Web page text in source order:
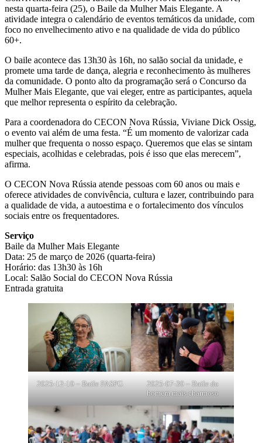
nesta quarta-feira (25), o Baile da Mulher Mais Elegante. A
atividade integra o calendário de eventos temáticos da unidade, com
foco no envelhecimento ativo e na qualidade de vida do público
60+.
O baile acontece das 13h30 às 16h, no salão social da unidade, e
promete uma tarde de dança, alegria e reconhecimento às mulheres
da comunidade. O ponto alto da programação será o Concurso da
Mulher Mais Elegante, que vai eleger, entre as participantes, aquela
que melhor representa o espírito da celebração.
Para a coordenadora do CECON Nova Rússia, Viviane Dick Ossig,
o evento vai além de uma festa. “É um momento de valorizar cada
mulher que frequenta o nosso espaço. Queremos que elas se sintam
especiais, acolhidas e celebradas, pois é isso que elas merecem”,
afirma.
O CECON Nova Rússia atende pessoas com 60 anos ou mais e
oferece atividades de convivência, cultura e lazer, contribuindo para
a qualidade de vida, a autoestima e o fortalecimento dos vínculos
sociais entre os frequentadores.
Serviço
Baile da Mulher Mais Elegante
Data: 25 de março de 2026 (quarta-feira)
Horário: das 13h30 às 16h
Local: Salão Social do CECON Nova Rússia
Entrada gratuita
2025-12-10 – Baile FASPG
2025-07-30 – Baile do
homem mais charmoso